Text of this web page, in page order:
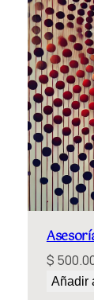
l
i
a
c
a
n
t
d
a
$
Añadir